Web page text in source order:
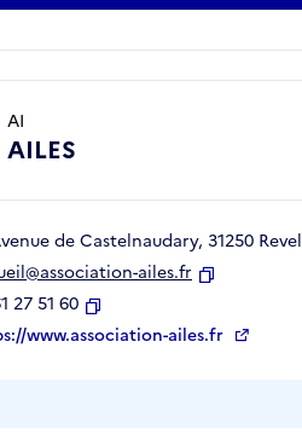
AI
AILES
de Castelnaudary, 31250 Revel
ailes.fr
27 51 60
Copier
www.association-ailes.fr